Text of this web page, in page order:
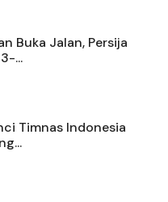
Buka Jalan, Persija
...
Timnas Indonesia